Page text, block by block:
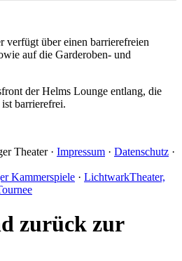
verfügt über einen barrierefreien
auf die Garderoben- und
der Helms Lounge entlang, die
barrierefrei.
Theater · Impressum · Datenschutz ·
Kammerspiele · LichtwarkTheater,
zurück zur